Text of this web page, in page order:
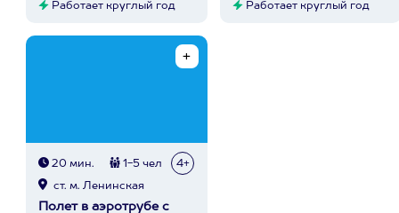
Работает круглый год Работает круглый год
20 мин. 1-5 чел 4+
ст. м. Ленинская
Полет в аэротрубе с